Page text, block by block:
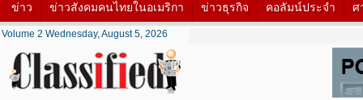
ข่าว ข่าวสังคมคนไทยในอเมริกา ข่าวธุรกิจ คอลัมน์ประจำ ศ
Volume 2 Wednesday, August 5, 2026